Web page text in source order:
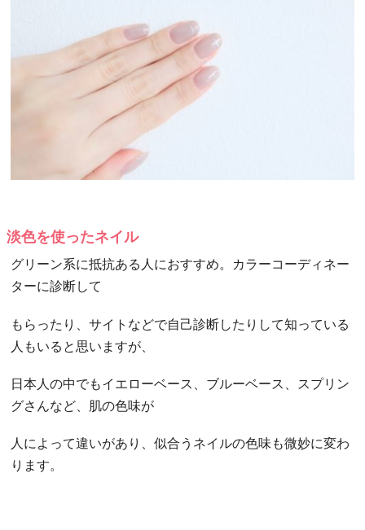
淡色を使ったネイル
グリーン系に抵抗ある人におすすめ。カラーコーディネー
ターに診断して
もらったり、サイトなどで自己診断したりして知っている
人もいると思いますが、
日本人の中でもイエローベース、ブルーベース、スプリン
グさんなど、肌の色味が
人によって違いがあり、似合うネイルの色味も微妙に変わ
ります。